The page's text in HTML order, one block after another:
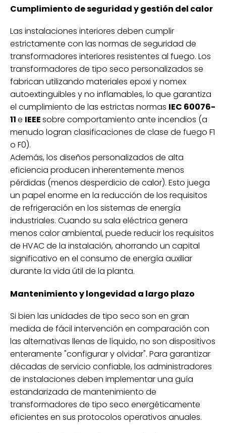
Cumplimiento de seguridad y gestión del calor
Las instalaciones interiores deben cumplir
estrictamente con las normas de seguridad de
transformadores interiores resistentes al fuego. Los
transformadores de tipo seco personalizados se
fabrican utilizando materiales epoxi y nomex
autoextinguibles y no inflamables, lo que garantiza
el cumplimiento de las estrictas normas IEC 60076-
11e IEEEsobre comportamiento ante incendios (a
menudo logran clasificaciones de clase de fuego F1
o F0).
Además, los diseños personalizados de alta
eficiencia producen inherentemente menos
pérdidas (menos desperdicio de calor). Esto juega
un papel enorme en la reducción de los requisitos
de refrigeración en los sistemas de energía
industriales. Cuando su sala eléctrica genera
menos calor ambiental, puede reducir los requisitos
de HVAC de la instalación, ahorrando un capital
significativo en el consumo de energía auxiliar
durante la vida útil de la planta.
Mantenimiento y longevidad a largo plazo
Si bien las unidades de tipo seco son en gran
medida de fácil intervención en comparación con
las alternativas llenas de líquido, no son dispositivos
enteramente "configurar y olvidar". Para garantizar
décadas de servicio confiable, los administradores
de instalaciones deben implementar una guía
estandarizada de mantenimiento de
transformadores de tipo seco energéticamente
eficientes en sus protocolos operativos anuales.